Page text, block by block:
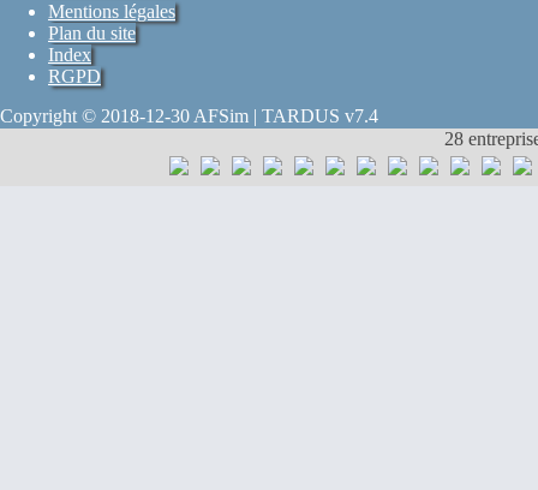
Mentions légales
Plan du site
Index
RGPD
Copyright © 2018-12-30 AFSim | TARDUS v7.4
28